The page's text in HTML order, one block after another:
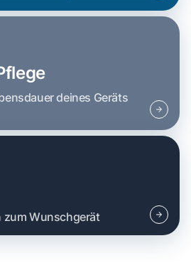
deines Geräts
zum Wunschgerät